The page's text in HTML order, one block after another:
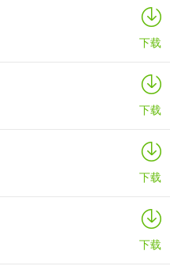
下载
下载
下载
下载